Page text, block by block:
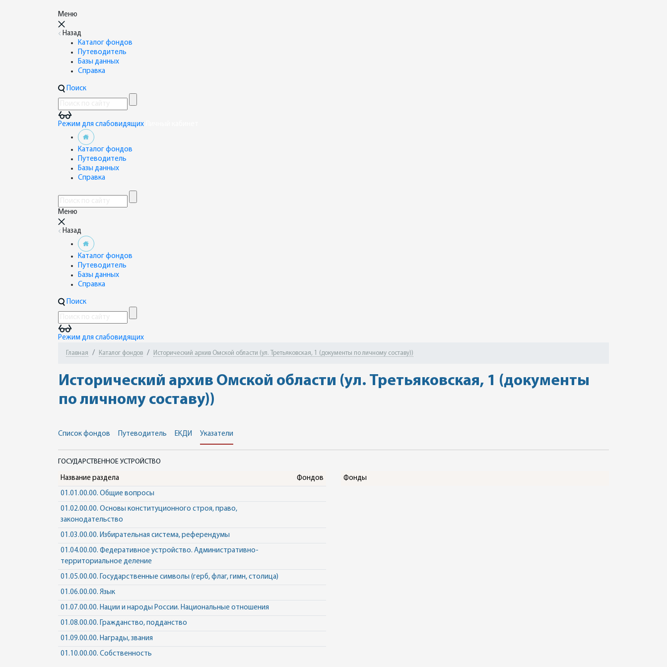
Меню
Назад
Каталог фондов
Путеводитель
Базы данных
Справка
Поиск
Режим для слабовидящих
Каталог фондов
Путеводитель
Базы данных
Справка
Меню
Назад
Каталог фондов
Путеводитель
Базы данных
Справка
Поиск
Режим для слабовидящих
Главная Каталог фондов Исторический архив Омской области (ул. Третьяковская, 1 (документы по личному составу))
Исторический архив Омской области (ул. Третьяковская, 1 (документы
по личному составу))
Список фондов Путеводитель ЕКДИ Указатели
ГОСУДАРСТВЕННОЕ УСТРОЙСТВО
Название раздела Фондов
01.01.00.00. Общие вопросы
01.02.00.00. Основы конституционного строя, право,
законодательство
01.03.00.00. Избирательная система, референдумы
01.04.00.00. Федеративное устройство. Административно-
территориальное деление
01.05.00.00. Государственные символы (герб, флаг, гимн, столица)
01.06.00.00. Язык
01.07.00.00. Нации и народы России. Национальные отношения
01.08.00.00. Гражданство, подданство
01.09.00.00. Награды, звания
01.10.00.00. Собственность
Фонды